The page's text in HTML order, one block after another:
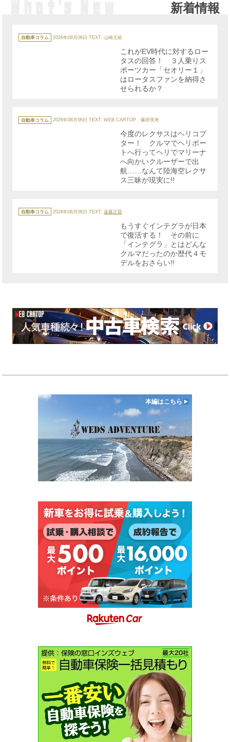
新着情報
カ
テ
ゴ
自動車コラム 2026年08月06日 TEXT: 山崎元裕
これがEV時代に対するロー
タスの回答！ ３人乗りス
ポーツカー「セオリー１」
はロータスファンを納得さ
せられるか？
テ
ゴ
自動車コラム 2026年08月06日 TEXT: WEB CARTOP 藤田実寿
今度のレクサスはヘリコプ
ター！ クルマでヘリポー
トへ行ってヘリでマリーナ
へ向かいクルーザーで出
航……なんて陸海空レクサ
ス三昧が現実に!!
テ
ゴ
自動車コラム 2026年08月06日 TEXT: 遠藤正賢
もうすぐインテグラが日本
で復活する！ その前に
「インテグラ」とはどんな
クルマだったのか歴代４モ
デルをおさらい!!
本編はこちら